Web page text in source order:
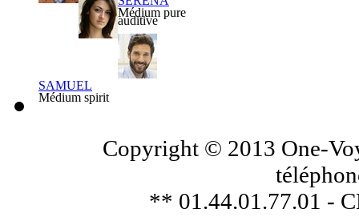
Médium pure
auditive
SAMUEL
Médium spirit
Copyright © 2013 One-
** 01.44.01.77.01 -